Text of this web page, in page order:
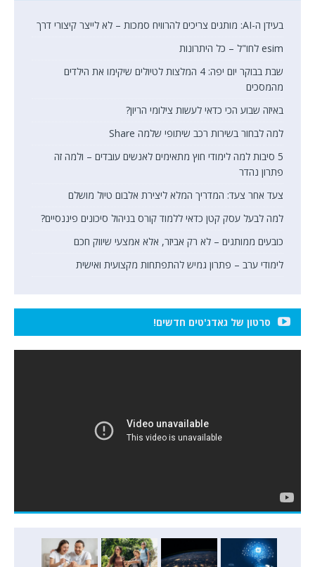
בעידן ה-AI: מותגים צריכים להרוויח סמכות – לא לייצר קיצורי דרך
esim לחו"ל – כל היתרונות
שבת בבוקר יום יפה: 4 המלצות לטיולים שיקימו את הילדים
מהמסכים
באיזה שבוע הכי כדאי לעשות צילומי הריון?
למה לבחור בשירות רכב שיתופי שלמה Share
5 סיבות למה לימודי חוץ מתאימים לאנשים עובדים – ולמה זה
פתרון נהדר
צעד אחר צעד: המדריך המלא ליצירת אלבום טיול מושלם
למה לבעל עסק קטן כדאי ללמוד קורס בניהול סיכונים פיננסיים?
כובעים ממותגים – לא רק אביזר, אלא אמצעי שיווק חכם
לימודי ערב – פתרון גמיש להתפתחות מקצועית ואישית
סרטון של גאדג'טים חדשים!